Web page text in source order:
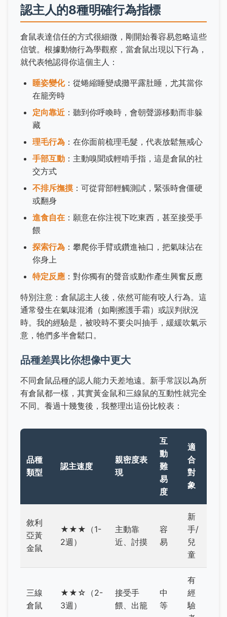
認主人的8種明確行為指標
倉鼠表達信任的方式很細微，剛開始養容易忽略這些
信號。根據動物行為學觀察，當倉鼠出現以下行為，
就代表牠認得你這個主人：
睡姿變化：從蜷縮睡變成攤平露肚睡，尤其當你
在籠旁時
定向靠近 ：聽到你呼喚時，會朝聲源移動而非躲
藏
理毛行為 ：在你面前梳理毛髮，代表放鬆無戒心
手部互動 ：主動嗅聞或輕啃手指，這是倉鼠的社
交方式
不排斥撫摸 ：可從背部輕觸測試，緊張時會僵硬
或翻身
進食自在 ：願意在你注視下吃東西，甚至接受手
餵
探索行為 ：攀爬你手臂或鑽進袖口，把氣味沾在
你身上
特定反應 ：對你獨有的聲音或動作產生興奮反應
特別注意：倉鼠認主人後，依然可能有咬人行為。這
通常發生在氣味混淆（如剛擦護手霜）或誤判狀況
時。我的經驗是，被咬時不要尖叫抽手，緩緩吹氣示
意，牠們多半會鬆口。
品種差異比你想像中更大
不同倉鼠品種的認人能力天差地遠。新手常誤以為所
有倉鼠都一樣，其實黃金鼠和三線鼠的互動性就完全
不同。養過十幾隻後，我整理出這份比較表：
品種
類型
認主速度
親密度表
現
互
動
難
易
度
適
合
對
象
敘利
亞黃
金鼠
★★★（1-
2週）
主動靠
近、討摸
容
易
新
手/
兒
童
三線
倉鼠
★★☆（2-
3週）
接受手
餵、出籠
中
等
有
經
驗